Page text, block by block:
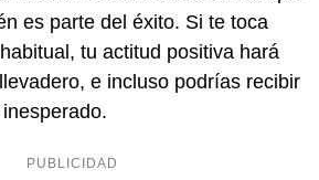
es parte del éxito. Si te toca
tu actitud positiva hará
e incluso podrías recibir